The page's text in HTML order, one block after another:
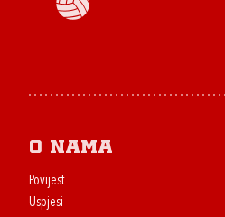
O nama
Povijest
Uspjesi